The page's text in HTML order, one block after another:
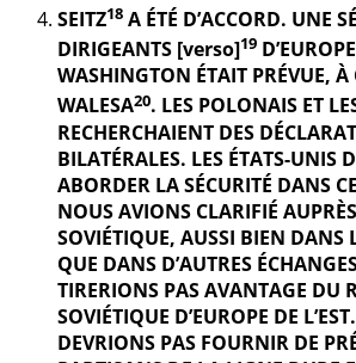
SEITZ18 A ÉTÉ D’ACCORD. UNE
DIRIGEANTS [verso]19
WASHINGTON ÉTAIT PRÉVUE,
WALESA20. LES POLONAIS ET
RECHERCHAIENT DES
BILATÉRALES. LES ÉTATS-UNIS
ABORDER LA SÉCURITÉ DANS
NOUS AVIONS CLARIFIÉ
SOVIÉTIQUE, AUSSI BIEN DANS
QUE DANS D’AUTRES
TIRERIONS PAS AVANTAGE DU
SOVIÉTIQUE D’EUROPE DE
DEVRIONS PAS FOURNIR DE